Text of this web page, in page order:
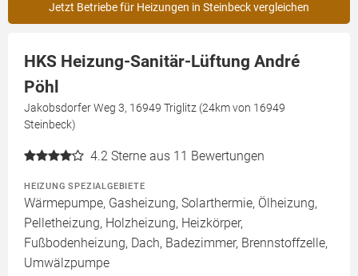
Jetzt Betriebe für Heizungen in Steinbeck vergleichen
HKS Heizung-Sanitär-Lüftung André
Pöhl
Jakobsdorfer Weg 3, 16949 Triglitz (24km von 16949
Steinbeck)
4.2 Sterne aus 11 Bewertungen
HEIZUNG SPEZIALGEBIETE
Wärmepumpe, Gasheizung, Solarthermie, Ölheizung,
Pelletheizung, Holzheizung, Heizkörper,
Fußbodenheizung, Dach, Badezimmer, Brennstoffzelle,
Umwälzpumpe